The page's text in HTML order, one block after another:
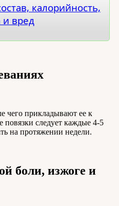
калорийность,
и вред
чего прикладывают ее к
следует каждые 4-5
на протяжении недели.
боли, изжоге и